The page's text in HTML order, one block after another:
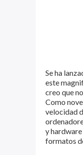
Se ha
este
creo que
Como
velocidad
y
formatos